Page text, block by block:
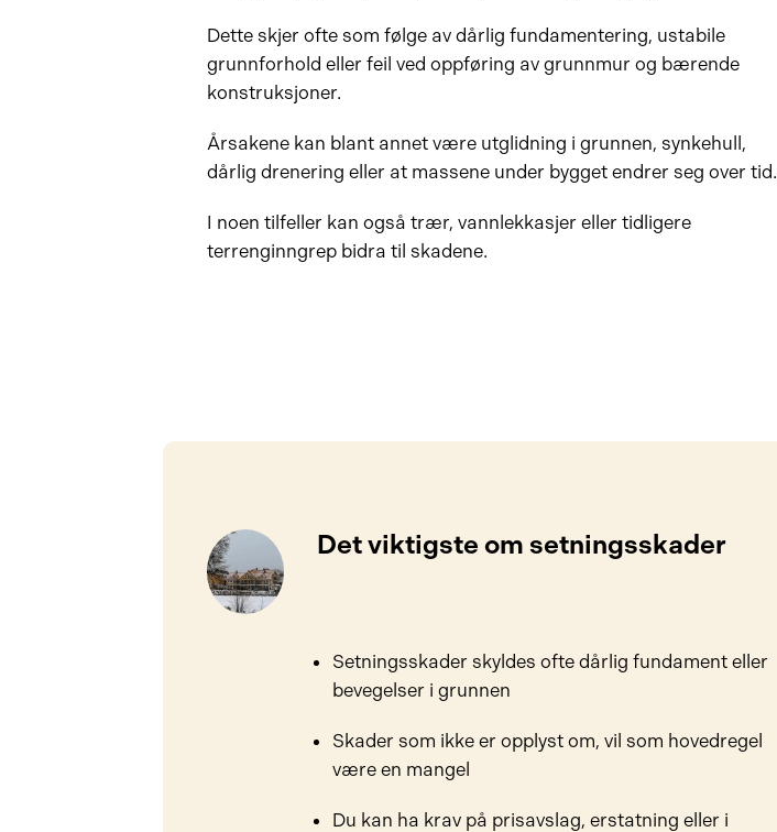
Snakk med en advokat
Dette skjer ofte som følge av dårlig fundamentering, ustabile
grunnforhold eller feil ved oppføring av grunnmur og bærende
konstruksjoner.
Årsakene kan blant annet være utglidning i grunnen, synkehull,
dårlig drenering eller at massene under bygget endrer seg over tid.
I noen tilfeller kan også trær, vannlekkasjer eller tidligere
terrenginngrep bidra til skadene.
Det viktigste om setningsskader
Setningsskader skyldes ofte dårlig fundament eller
bevegelser i grunnen
Skader som ikke er opplyst om, vil som hovedregel
være en mangel
Du kan ha krav på prisavslag, erstatning eller i